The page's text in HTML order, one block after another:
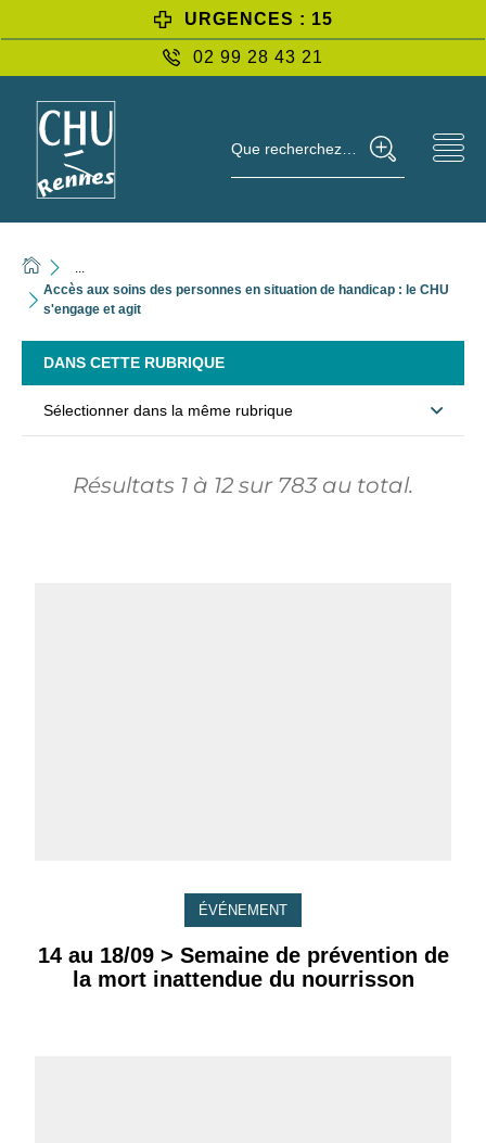
URGENCES : 15
02 99 28 43 21
Que recherchez-vous ?
Accès aux soins des personnes en situation de handicap : le CHU
s'engage et agit
DANS CETTE RUBRIQUE
Sélectionner dans la même rubrique
Résultats 1 à 12 sur 783 au total.
ÉVÉNEMENT
14 au 18/09 > Semaine de prévention de
la mort inattendue du nourrisson